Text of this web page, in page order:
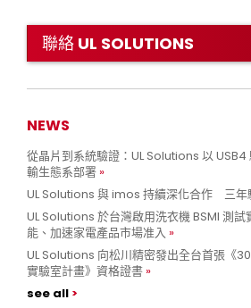
聯絡 UL SOLUTIONS
NEWS
從晶片到系統驗證：UL Solutions 以 USB4
輸生態系部署
UL Solutions 與 imos 持續深化合作 三年
UL Solutions 於台灣啟用洗衣機 BSMI 測
能、加速家電產品市場准入
UL Solutions 向松川精密發出全台首張《
實驗室計畫》資格證書
see all